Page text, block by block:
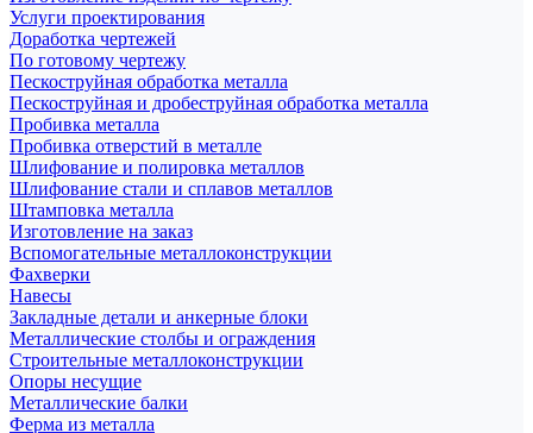
Услуги проектирования
Доработка чертежей
По готовому чертежу
Пескоструйная обработка металла
Пескоструйная и дробеструйная обработка металла
Пробивка металла
Пробивка отверстий в металле
Шлифование и полировка металлов
Шлифование стали и сплавов металлов
Штамповка металла
Изготовление на заказ
Вспомогательные металлоконструкции
Фахверки
Навесы
Закладные детали и анкерные блоки
Металлические столбы и ограждения
Строительные металлоконструкции
Опоры несущие
Металлические балки
Ферма из металла